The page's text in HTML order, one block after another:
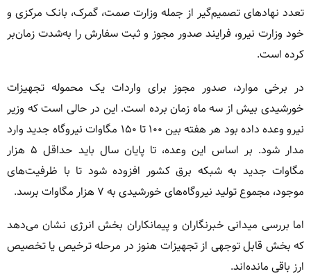
تعدد نهادهای تصمیم‌گیر از جمله وزارت صمت، گمرک، بانک مرکزی و
خود وزارت نیرو، فرایند صدور مجوز و ثبت سفارش را به‌شدت زمان‌بر
کرده است.
در برخی موارد، صدور مجوز برای واردات یک محموله تجهیزات
خورشیدی بیش از سه ماه زمان برده است. این در حالی است که وزیر
نیرو وعده داده بود هر هفته بین ۱۰۰ تا ۱۵۰ مگاوات نیروگاه جدید وارد
مدار شود. بر اساس این وعده، تا پایان سال باید حداقل ۵ هزار
مگاوات جدید به شبکه برق کشور افزوده شود تا با ظرفیت‌های
موجود، مجموع تولید نیروگاه‌های خورشیدی به ۷ هزار مگاوات برسد.
اما بررسی میدانی خبرنگاران و پیمانکاران بخش انرژی نشان می‌دهد
که بخش قابل توجهی از تجهیزات هنوز در مرحله ترخیص یا تخصیص
ارز باقی مانده‌اند.